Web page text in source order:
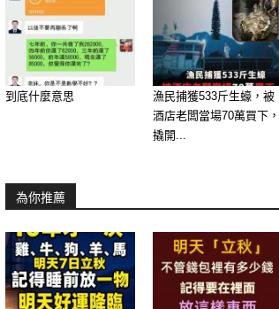
到底什麼意思
漁民捕獲533斤生蠔，被
酒店老闆當場70萬買下，
撬開...
為你推薦